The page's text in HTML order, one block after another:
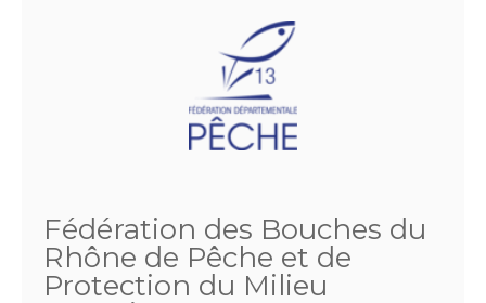
Fédération des Bouches du
Rhône de Pêche et de
Protection du Milieu